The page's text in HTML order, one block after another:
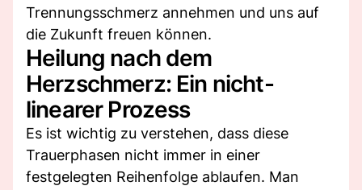
Trennungsschmerz annehmen und uns auf
die Zukunft freuen können.
Heilung nach dem
Herzschmerz: Ein nicht-
linearer Prozess
Es ist wichtig zu verstehen, dass diese
Trauerphasen nicht immer in einer
festgelegten Reihenfolge ablaufen. Man